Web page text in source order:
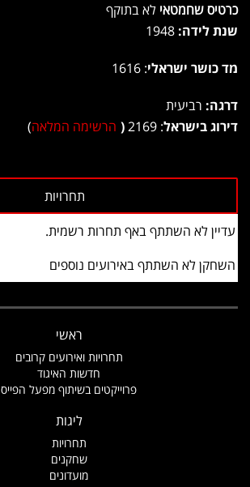
כרטיס שחמטאי לא בתוקף
שנת לידה:
מד כושר ישראלי: 1616
דרגה: רביעית
דירוג בישראל: 2169
( הרשימה המלאה)
עדיין לא השתתף באף תחרות רשמית.
השחקן לא השתתף באירועים נוספים
ראשי
תחרויות ואירועים קרובים
חדשות האיגוד
פרוייקטים בשיתוף מפעל הפייס
ליגות
תחרויות
שחקנים
מועדונים